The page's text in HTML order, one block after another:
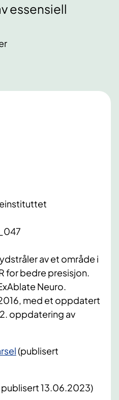
essensiell
av et område i
for bedre presisjon.
Neuro.
med et oppdatert
oppdatering av
(publisert
13.06.2023)